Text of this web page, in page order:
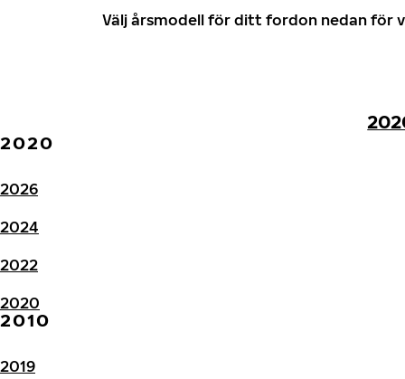
Välj årsmodell för ditt fordon nedan för
2020
2026
2024
2022
2020
2010
2019